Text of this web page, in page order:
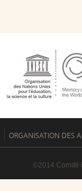
ORGANISATION DES
©2014 Comité